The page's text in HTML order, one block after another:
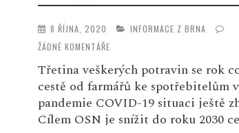
8 ŘÍJNA, 2020
INFORMACE Z BRNA
ŽÁDNÉ KOMENTÁŘE
Třetina veškerých potravin se rok
cestě od farmářů ke spotřebitelům
pandemie COVID-19 situaci ještě
Cílem OSN je snížit do roku 2030